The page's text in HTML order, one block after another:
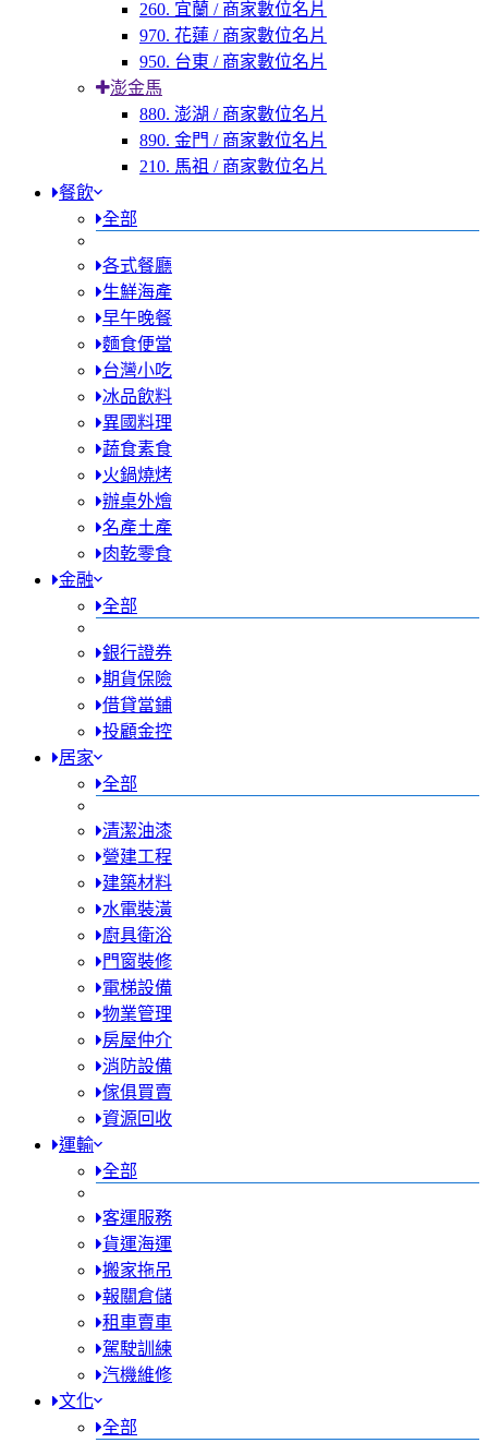
260. 宜蘭 / 商家數位名片
970. 花蓮 / 商家數位名片
950. 台東 / 商家數位名片
澎金馬
880. 澎湖 / 商家數位名片
890. 金門 / 商家數位名片
210. 馬祖 / 商家數位名片
餐飲
全部
各式餐廳
生鮮海產
早午晚餐
麵食便當
台灣小吃
冰品飲料
異國料理
蔬食素食
火鍋燒烤
辦桌外燴
名產土產
肉乾零食
金融
全部
銀行證券
期貨保險
借貸當鋪
投顧金控
居家
全部
清潔油漆
營建工程
建築材料
水電裝潢
廚具衛浴
門窗裝修
電梯設備
物業管理
房屋仲介
消防設備
傢俱買賣
資源回收
運輸
全部
客運服務
貨運海運
搬家拖吊
報關倉儲
租車賣車
駕駛訓練
汽機維修
文化
全部